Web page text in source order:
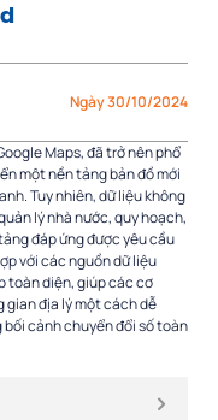
Ngày 30/10/2024
Maps, đã trở nên phổ
một nền tảng bản đồ mới
Tuy nhiên, dữ liệu không
lý nhà nước, quy hoạch,
đáp ứng được yêu cầu
với các nguồn dữ liệu
toàn diện, giúp các cơ
gian địa lý một cách dễ
cảnh chuyển đổi số toàn